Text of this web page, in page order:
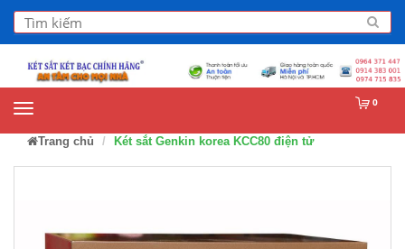
0
Trang chủ Két sắt Genkin korea KCC80 điện tử